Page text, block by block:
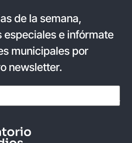
de la semana,
especiales e infórmate
municipales por
newsletter.